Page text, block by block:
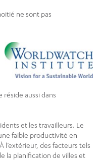
ne sont pas
aussi dans
et les travailleurs. Le
faible productivité en
l’extérieur, des facteurs tels
la planification de villes et